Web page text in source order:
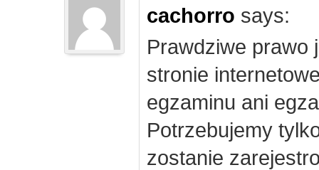
cachorro says:
Prawdziwe prawo
stronie
egzaminu ani
Potrzebujemy
zostanie